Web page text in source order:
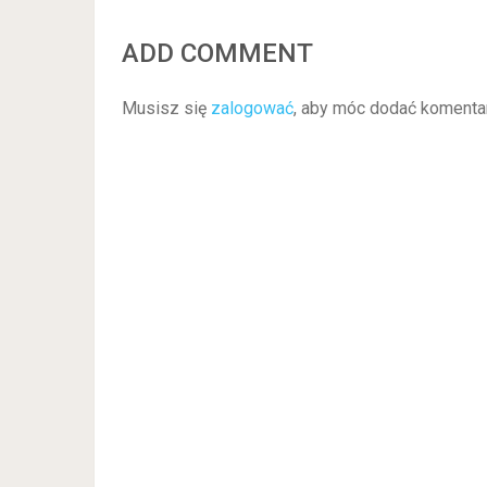
ADD COMMENT
Musisz się zalogować, aby móc dodać